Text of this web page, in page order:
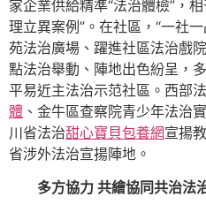
家企業供給精準“法治體檢”，
理立異案例”。在社區，“一社
苑法治廣場、躍進社區法治戲
點法治舉動、陣地出色紛呈，
平易近主法治示范社區。西部
體 、金牛區查察院青少年法治
川省法治甜心寶貝包養網宣揚
省涉外法治宣揚陣地。
多方協力 共繪協同共治法